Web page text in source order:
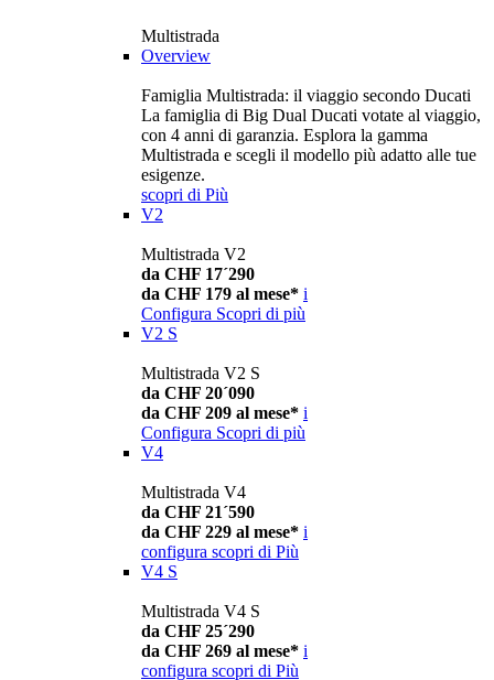
Multistrada
Overview
Famiglia Multistrada: il viaggio secondo Ducati
La famiglia di Big Dual Ducati votate al viaggio,
con 4 anni di garanzia. Esplora la gamma
Multistrada e scegli il modello più adatto alle tue
esigenze.
scopri di Più
V2
Multistrada V2
da CHF 17´290
da CHF 179 al mese* i
Configura Scopri di più
V2 S
Multistrada V2 S
da CHF 20´090
da CHF 209 al mese* i
Configura Scopri di più
V4
Multistrada V4
da CHF 21´590
da CHF 229 al mese* i
configura scopri di Più
V4 S
Multistrada V4 S
da CHF 25´290
da CHF 269 al mese* i
configura scopri di Più